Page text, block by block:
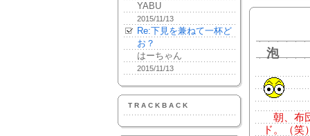
YABU
2015/11/13
Re:下見を兼ねて一杯ど
お？
はーちゃん
2015/11/13
TRACKBACK
泡
朝、布
ド。（笑